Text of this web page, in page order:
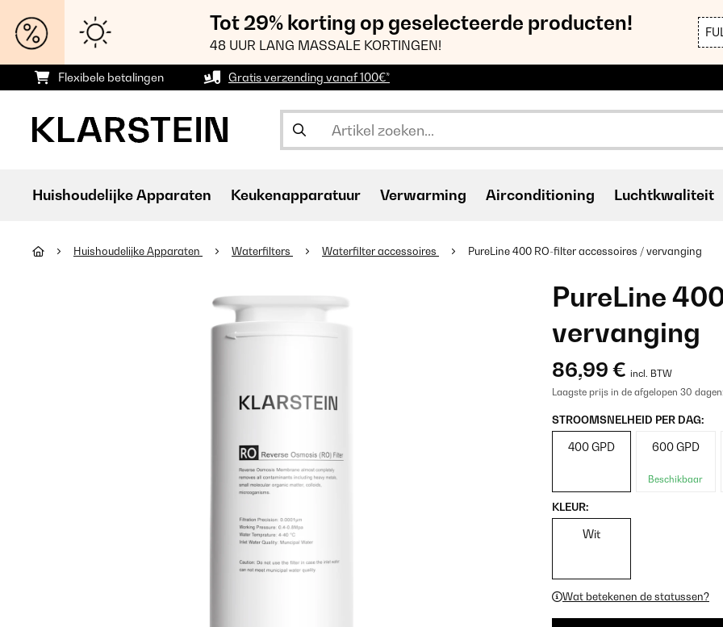
Tot 29% korting op geselecteerde producten!
48 UUR LANG MASSALE KORTINGEN!
Flexibele betalingen Gratis verzending vanaf 100€*
Huishoudelijke Apparaten Keukenapparatuur Verwarming Airconditioning Luchtkwaliteit
Huishoudelijke Apparaten Waterfilters Waterfilter accessoires PureLine 400 RO-filter accessoires / vervanging
PureLine
vervanging
86,99 € incl. BTW
Laagste prijs in de afgelopen 30 dagen:
STROOMSNELHEID PER DAG:
400 GPD 600 GPD
Beschikbaar
KLEUR:
Wit
Wat betekenen de statussen?